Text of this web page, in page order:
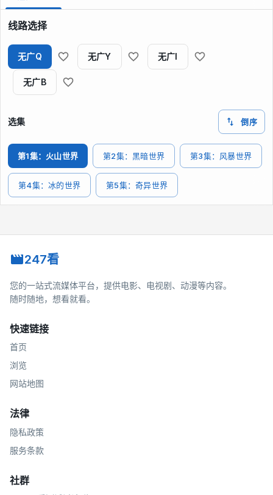
线路选择
无广Q 无广Y 无广I
无广B
选集 倒序
第1集：火山世界 第2集：黑暗世界 第3集：风暴世界
第4集：冰的世界 第5集：奇异世界
247看
您的一站式流媒体平台，提供电影、电视剧、动漫等内容。
随时随地，想看就看。
快速链接
首页
浏览
网站地图
法律
隐私政策
服务条款
社群